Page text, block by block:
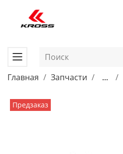
Главная Запчасти ...
Предзаказ